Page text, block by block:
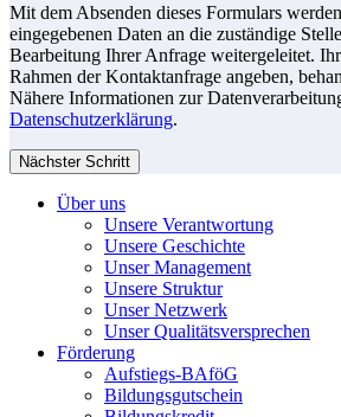
Mit dem Absenden dieses Formulars
eingegebenen Daten an die zuständige
Bearbeitung Ihrer Anfrage weitergeleitet.
Rahmen der Kontaktanfrage angeben,
Nähere Informationen zur
Datenschutzerklärung.
Nächster Schritt
Über uns
Unsere Verantwortung
Unsere Geschichte
Unser Management
Unsere Struktur
Unser Netzwerk
Unser Qualitätsversprechen
Förderung
Aufstiegs-BAföG
Bildungsgutschein